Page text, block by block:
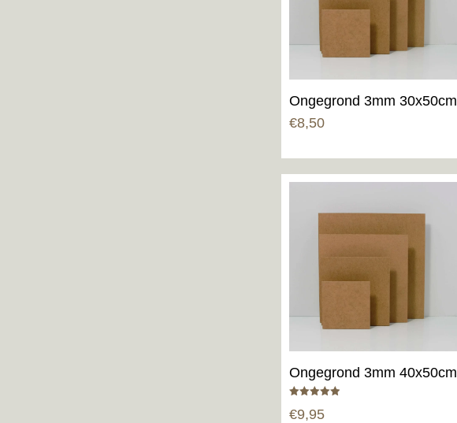
Ongegrond 3mm 30x50cm
€8,50
Ongegrond 3mm 40x50cm
5.00
€9,95